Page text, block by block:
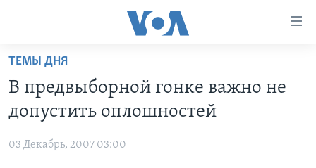
Перейти
основной
контент
Перейти
ПРОГРАММЫ
НОВОСТИ ЗА МИНУТУ
ПРОЕКТЫ
УЧИМ АНГЛИЙСКИЙ
ЭКСПЕРТИЗА
ТЕМЫ ДНЯ
В предвыборной гонке важно не
допустить оплошностей
03 Декабрь, 2007 03:00